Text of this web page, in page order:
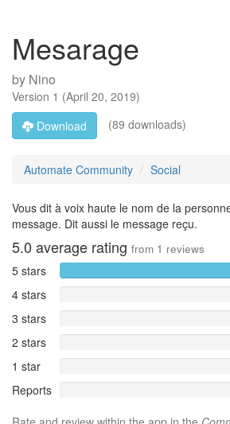
Mesarage
by Nino
Version 1 (April 20, 2019)
Download
(89 downloads)
Automate Community Social
Vous dit à voix haute le nom de la
message. Dit aussi le message reçu.
5.0 average rating from 1 reviews
5 stars
4 stars
3 stars
2 stars
1 star
Reports